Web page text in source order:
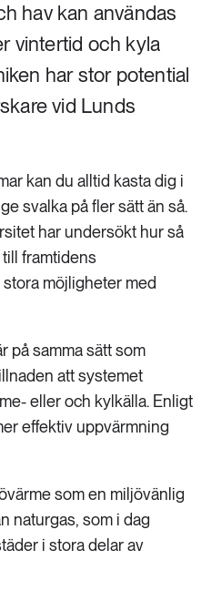
hav kan användas
vintertid och kyla
har stor potential
vid Lunds
kan du alltid kasta dig i
svalka på fler sätt än så.
har undersökt hur så
framtidens
möjligheter med
på samma sätt som
att systemet
eller och kylkälla. Enligt
effektiv uppvärmning
som en miljövänlig
naturgas, som i dag
i stora delar av